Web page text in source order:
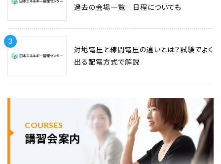
過去の会場一覧｜日程についても
3
対地電圧と線間電圧の違いとは？試験でよく
出る配電方式で解説
COURSES
講習会案内